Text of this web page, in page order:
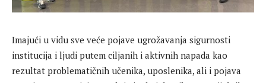
Imajući u vidu sve veće pojave ugrožavanja sigurnosti
institucija i ljudi putem ciljanih i aktivnih napada kao
rezultat problematičnih učenika, uposlenika, ali i pojava